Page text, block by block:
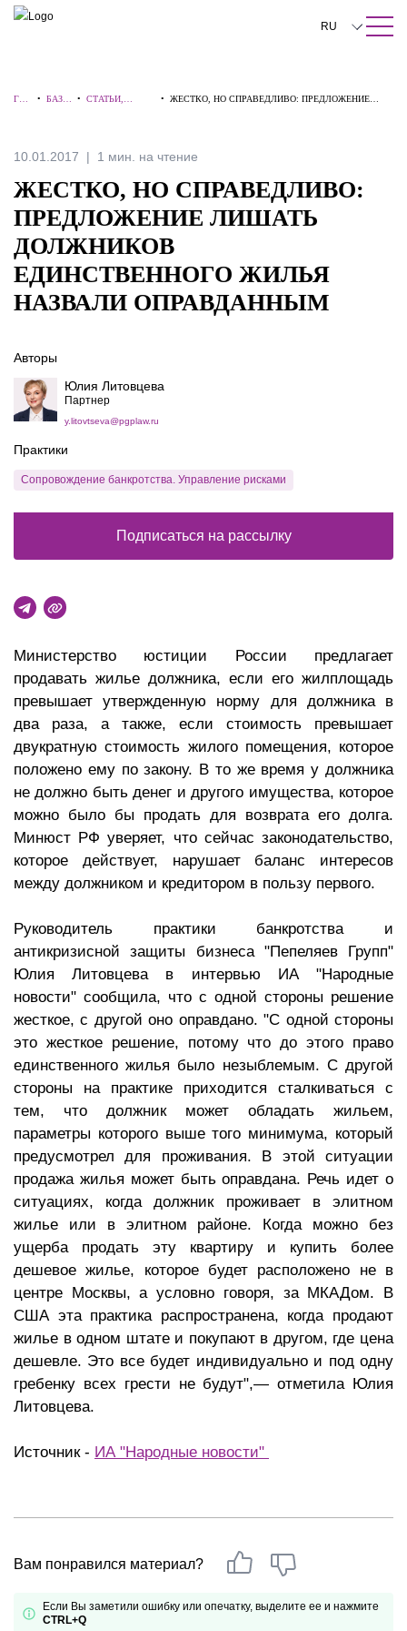
ПОИСК ПО САЙТУ Закрыть
RU
中文
ГЛА
• БАЗА
• СТАТЬИ,
• ЖЕСТКО, НО СПРАВЕДЛИВО: ПРЕДЛОЖЕНИЕ
10.01.2017 1 мин. на чтение
ЖЕСТКО, НО СПРАВЕДЛИВО:
ПРЕДЛОЖЕНИЕ ЛИШАТЬ
ДОЛЖНИКОВ
ЕДИНСТВЕННОГО ЖИЛЬЯ
НАЗВАЛИ ОПРАВДАННЫМ
Министерство юстиции России предлагает
продавать жилье должника, если его жилплощадь
превышает утвержденную норму для должника в
два раза, а также, если стоимость превышает
двукратную стоимость жилого помещения, которое
положено ему по закону. В то же время у должника
не должно быть денег и другого имущества, которое
можно было бы продать для возврата его долга.
Минюст РФ уверяет, что сейчас законодательство,
которое действует, нарушает баланс интересов
между должником и кредитором в пользу первого.
Руководитель практики банкротства и
антикризисной защиты бизнеса "Пепеляев Групп"
Юлия Литовцева в интервью ИА "Народные
новости" сообщила, что с одной стороны решение
жесткое, с другой оно оправдано. "С одной стороны
это жесткое решение, потому что до этого право
единственного жилья было незыблемым. С другой
стороны на практике приходится сталкиваться с
тем, что должник может обладать жильем,
параметры которого выше того минимума, который
предусмотрел для проживания. В этой ситуации
продажа жилья может быть оправдана. Речь идет о
ситуациях, когда должник проживает в элитном
жилье или в элитном районе. Когда можно без
ущерба продать эту квартиру и купить более
дешевое жилье, которое будет расположено не в
центре Москвы, а условно говоря, за МКАДом. В
США эта практика распространена, когда продают
жилье в одном штате и покупают в другом, где цена
дешевле. Это все будет индивидуально и под одну
гребенку всех грести не будут",— отметила Юлия
Литовцева.
Источник - ИА "Народные новости"
Вам понравился материал?
Если Вы заметили ошибку или опечатку, выделите ее и нажмите
CTRL+Q
Авторы
Юлия Литовцева
Партнер
y.litovtseva@pgplaw.ru
Практики
Сопровождение банкротства. Управление рисками
Подписаться на рассылку